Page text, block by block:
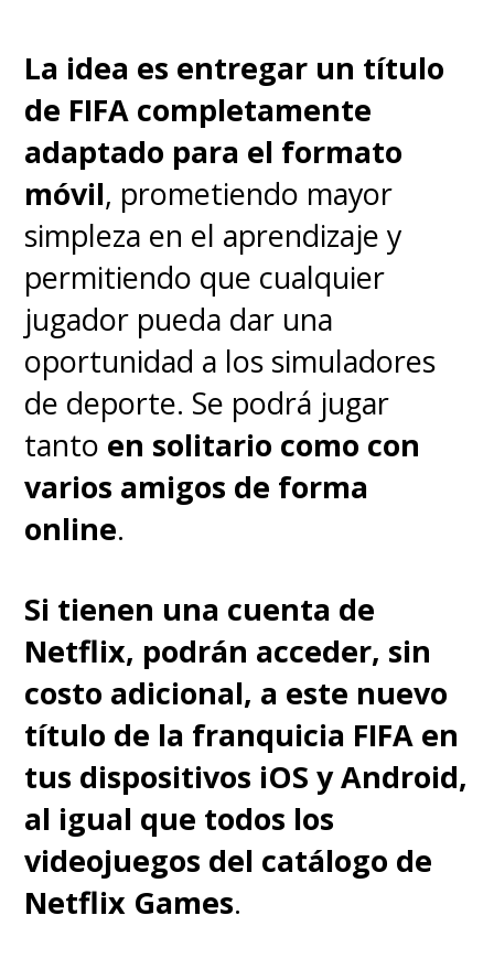
La idea es entregar un título
de FIFA completamente
adaptado para el formato
móvil, prometiendo mayor
simpleza en el aprendizaje y
permitiendo que cualquier
jugador pueda dar una
oportunidad a los simuladores
de deporte. Se podrá jugar
tanto en solitario como con
varios amigos de forma
online.
Si tienen una cuenta de
Netflix, podrán acceder, sin
costo adicional, a este nuevo
título de la franquicia FIFA en
tus dispositivos iOS y Android,
al igual que todos los
videojuegos del catálogo de
Netflix Games.